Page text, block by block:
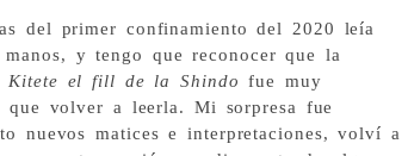
del primer confinamiento del 2020 leía
y tengo que reconocer que la
Kitete el fill de la Shindo fue muy
volver a leerla. Mi sorpresa fue
nuevos matices e interpretaciones, volví a